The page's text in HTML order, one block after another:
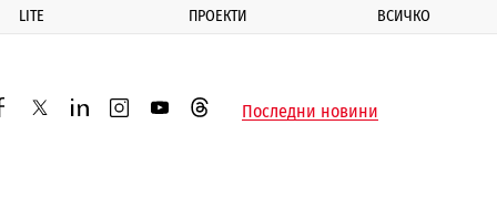
LITE ПРОЕКТИ ВСИЧКО
twitterlinkedininstagram
youtubethreadsПоследни новини